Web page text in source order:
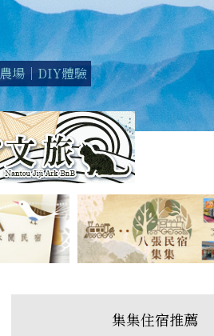
場｜DIY體驗
集集住宿推薦